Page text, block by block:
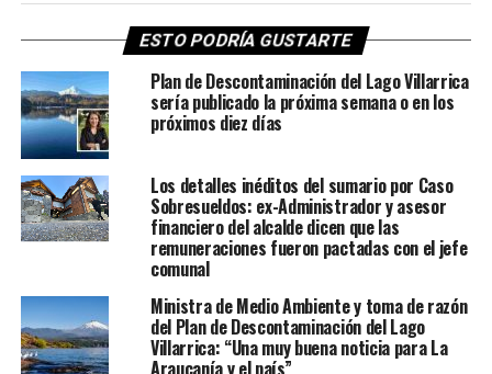
ESTO PODRÍA GUSTARTE
Plan de Descontaminación del Lago Villarrica
sería publicado la próxima semana o en los
próximos diez días
Los detalles inéditos del sumario por Caso
Sobresueldos: ex-Administrador y asesor
financiero del alcalde dicen que las
remuneraciones fueron pactadas con el jefe
comunal
Ministra de Medio Ambiente y toma de razón
del Plan de Descontaminación del Lago
Villarrica: “Una muy buena noticia para La
Araucanía y el país”